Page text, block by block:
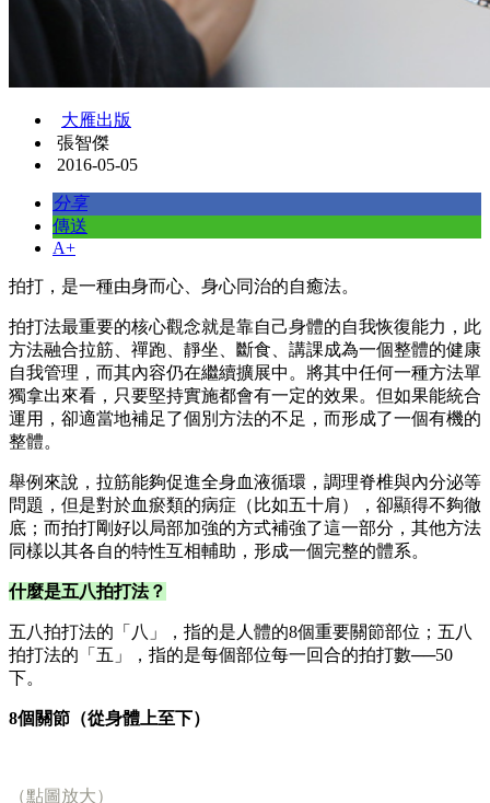
大雁出版
張智傑
2016-05-05
分享
傳送
A+
拍打，是一種由身而心、身心同治的自癒法。
拍打法最重要的核心觀念就是靠自己身體的自我恢復能力，此
方法融合拉筋、禪跑、靜坐、斷食、講課成為一個整體的健康
自我管理，而其內容仍在繼續擴展中。將其中任何一種方法單
獨拿出來看，只要堅持實施都會有一定的效果。但如果能統合
運用，卻適當地補足了個別方法的不足，而形成了一個有機的
整體。
舉例來說，拉筋能夠促進全身血液循環，調理脊椎與內分泌等
問題，但是對於血瘀類的病症（比如五十肩），卻顯得不夠徹
底；而拍打剛好以局部加強的方式補強了這一部分，其他方法
同樣以其各自的特性互相輔助，形成一個完整的體系。
什麼是五八拍打法？
五八拍打法的「八」，指的是人體的8個重要關節部位；五八
拍打法的「五」，指的是每個部位每一回合的拍打數──50
下。
8個關節（從身體上至下）
（點圖放大）